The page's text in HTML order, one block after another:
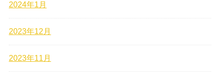
2024年1月
2023年12月
2023年11月